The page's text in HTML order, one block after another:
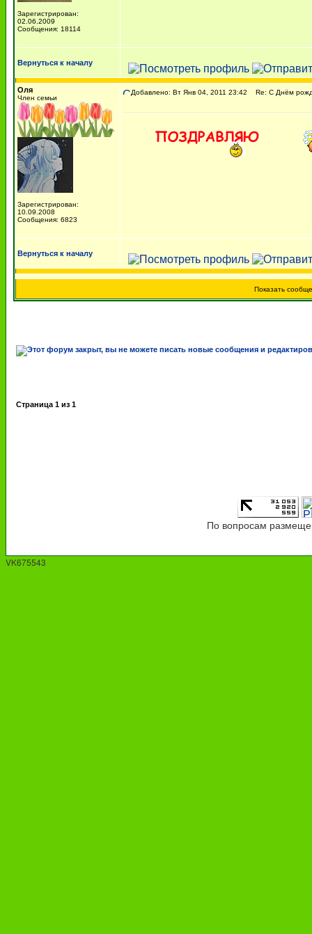
Зарегистрирован:
02.06.2009
Сообщения: 18114
Вернуться к началу
Оля
Член семьи
Зарегистрирован:
10.09.2008
Сообщения: 6823
Добавлено: Вт Янв 04, 2011 23:42 Re: С Днём
Вернуться к началу
Показать
Страница 1 из 1
По вопросам
VK675543